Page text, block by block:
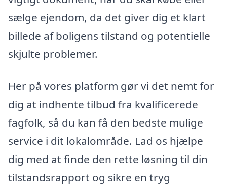
sælge ejendom, da det giver dig et klart
billede af boligens tilstand og potentielle
skjulte problemer.
Her på vores platform gør vi det nemt for
dig at indhente tilbud fra kvalificerede
fagfolk, så du kan få den bedste mulige
service i dit lokalområde. Lad os hjælpe
dig med at finde den rette løsning til din
tilstandsrapport og sikre en tryg